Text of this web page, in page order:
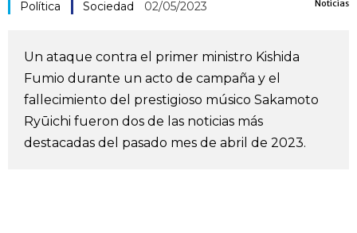
Guía de Japón
Vídeos e imágenes
En profundidad
Noticias
Política Sociedad 02/05/2023
Un ataque contra el primer ministro Kishida
Fumio durante un acto de campaña y el
fallecimiento del prestigioso músico Sakamoto
Ryūichi fueron dos de las noticias más
destacadas del pasado mes de abril de 2023.